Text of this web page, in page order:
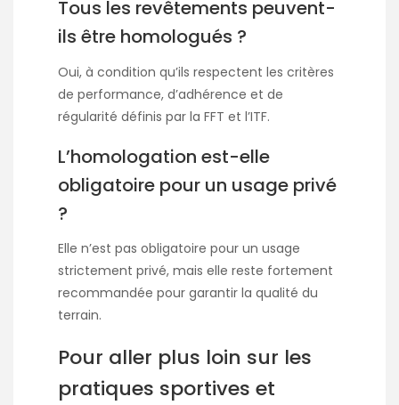
Tous les revêtements peuvent-
ils être homologués ?
Oui, à condition qu’ils respectent les critères
de performance, d’adhérence et de
régularité définis par la FFT et l’ITF.
L’homologation est-elle
obligatoire pour un usage privé
?
Elle n’est pas obligatoire pour un usage
strictement privé, mais elle reste fortement
recommandée pour garantir la qualité du
terrain.
Pour aller plus loin sur les
pratiques sportives et